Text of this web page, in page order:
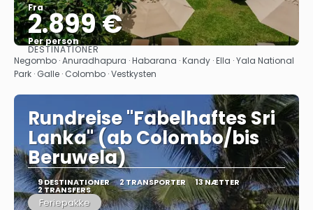
Fra
2.899 €
Per person
Se
DESTINATIONER
Negombo · Anuradhapura · Habarana · Kandy · Ella · Yala National
Park · Galle · Colombo · Vestkysten
Rundreise "Fabelhaftes Sri
Lanka" (ab Colombo/bis
Beruwela)
9 DESTINATIONER 2 TRANSPORTER 13 NÆTTER
2 TRANSFERS
Feriepakke